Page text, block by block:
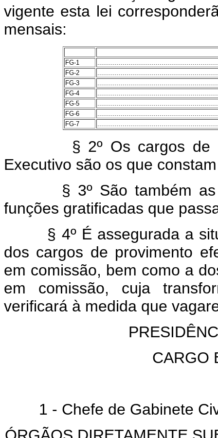
vigente esta lei
mensais:
FG-1
FG-2
FG-3
FG-4
FG-5
FG-6
FG-7
§ 2º Os cargos de
Executivo são os que
§ 3º São também
funções gratificadas que
§ 4º É assegurada a
dos cargos de provimento
em comissão, bem como a
em comissão, cuja
verificará à medida que
CARGO
1 - Chefe de Gabinete